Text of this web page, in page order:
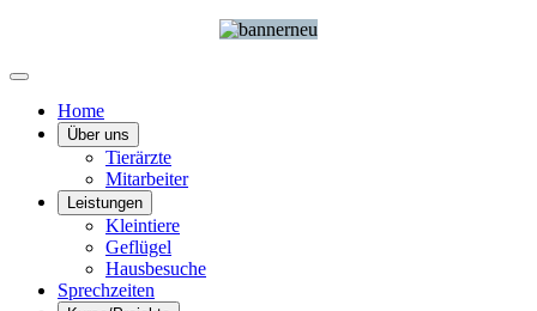
Home
Über uns
Tierärzte
Mitarbeiter
Leistungen
Kleintiere
Geflügel
Hausbesuche
Sprechzeiten